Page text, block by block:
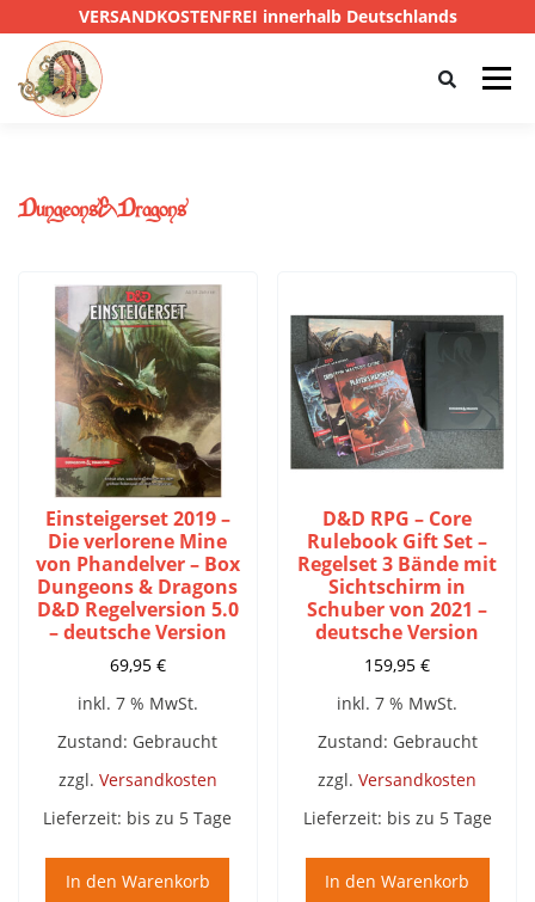
VERSANDKOSTENFREI innerhalb Deutschlands
Menü
SONSTIGE 0,00 €
Dungeons&Dragons
Einsteigerset 2019 –
Die verlorene Mine
von Phandelver – Box
Dungeons & Dragons
D&D Regelversion 5.0
– deutsche Version
69,95 €
inkl. 7 % MwSt.
Zustand: Gebraucht
zzgl. Versandkosten
Lieferzeit: bis zu 5 Tage
In den Warenkorb
D&D RPG – Core
Rulebook Gift Set –
Regelset 3 Bände mit
Sichtschirm in
Schuber von 2021 –
deutsche Version
159,95€
inkl. 7 % MwSt.
Zustand: Gebraucht
zzgl.Versandkosten
Lieferzeit: bis zu 5 Tage
In den Warenkorb